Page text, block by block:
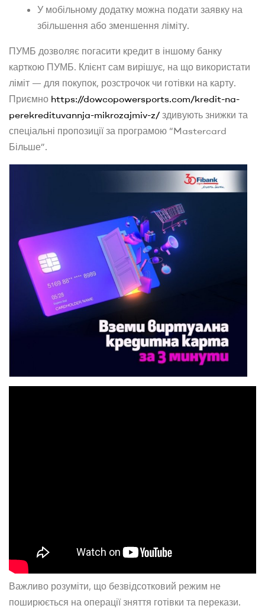
У мобільному додатку можна подати заявку на
збільшення або зменшення ліміту.
ПУМБ дозволяє погасити кредит в іншому банку
карткою ПУМБ. Клієнт сам вирішує, на що використати
ліміт — для покупок, розстрочок чи готівки на карту.
Приємно https://dowcopowersports.com/kredit-na-
perekredituvannja-mikrozajmiv-z/ здивують знижки та
спеціальні пропозиції за програмою “Mastercard
Більше”.
Важливо розуміти, що безвідсотковий режим не
поширюється на операції зняття готівки та перекази.